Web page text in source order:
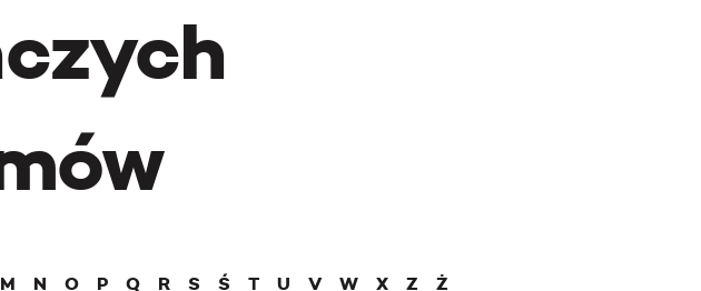
M N O P Q R S Ś T U V W X Z
Ż